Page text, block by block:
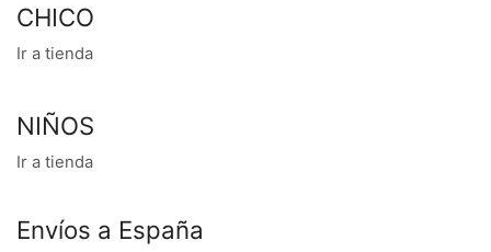
CHICO
Ir a tienda
NIÑOS
Ir a tienda
Envíos a España